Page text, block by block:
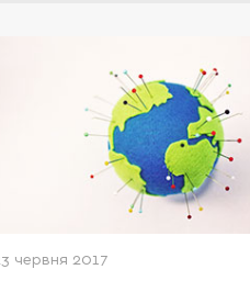
червня 2017